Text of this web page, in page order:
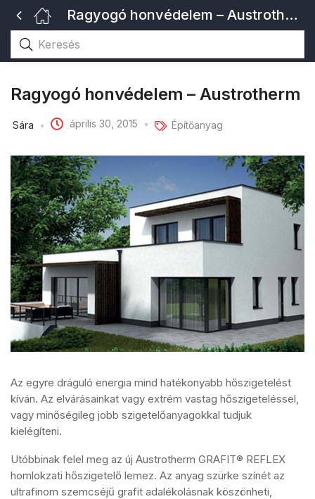
Ragyogó honvédelem – Austrotherm
Ragyogó honvédelem – Austrotherm
Sára április 30, 2015 Építőanyag
Az egyre dráguló energia mind hatékonyabb hőszigetelést
kíván. Az elvárásainkat vagy extrém vastag hőszigeteléssel,
vagy minőségileg jobb szigetelőanyagokkal tudjuk
kielégíteni.
Utóbbinak felel meg az új Austrotherm GRAFIT® REFLEX
homlokzati hőszigetelő lemez. Az anyag szürke színét az
ultrafinom szemcséjű grafit adalékolásnak köszönheti,